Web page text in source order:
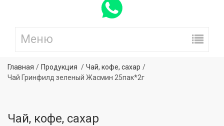
Главная Продукция
Чай, кофе, сахар
Чай Гринфилд зеленый Жасмин 25пак*2г
Чай, кофе, сахар